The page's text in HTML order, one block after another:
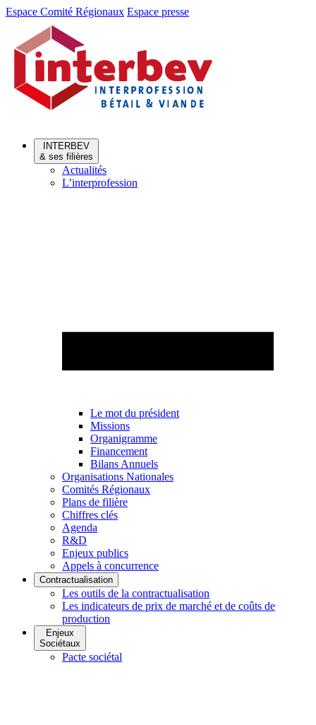
Aller
Aller
contenu
Espace Comité Régionaux Espace presse
INTERBEV
& ses filières
Actualités
L’interprofession
Le mot du président
Missions
Organigramme
Financement
Bilans Annuels
Organisations Nationales
Comités Régionaux
Plans de filière
Chiffres clés
Agenda
R&D
Enjeux publics
Appels à concurrence
Contractualisation
Les outils de la contractualisation
Les indicateurs de prix de marché et de coûts de
production
Enjeux
Sociétaux
Pacte sociétal